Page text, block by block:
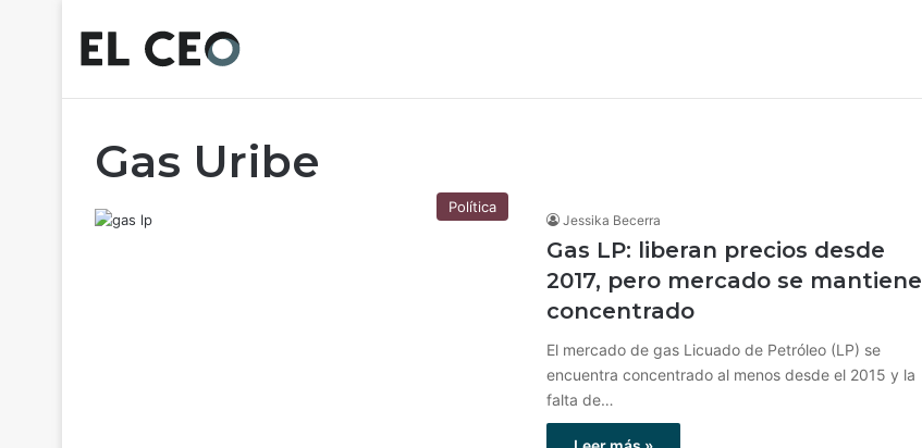
Gas Uribe
Política
Jessika Becerra
Gas LP: liberan precios desde
2017, pero mercado se mantiene
concentrado
El mercado de gas Licuado de Petróleo (LP) se
encuentra concentrado al menos desde el 2015 y la
falta de…